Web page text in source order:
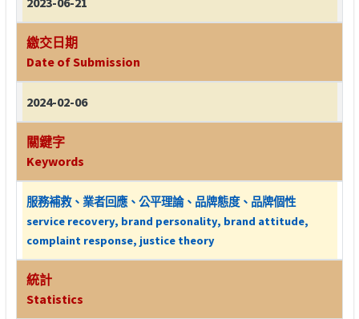
繳交日期
Date of Submission
2024-02-06
關鍵字
Keywords
服務補救、業者回應、公平理論、品牌態度、品牌個性
service recovery, brand personality, brand attitude,
complaint response, justice theory
統計
Statistics